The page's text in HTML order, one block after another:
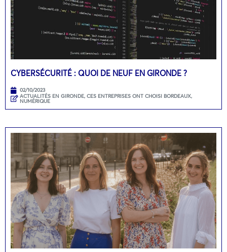
CYBERSÉCURITÉ : QUOI DE NEUF EN GIRONDE ?
02/10/2023
ACTUALITÉS EN GIRONDE, CES ENTREPRISES ONT CHOISI BORDEAUX,
NUMÉRIQUE